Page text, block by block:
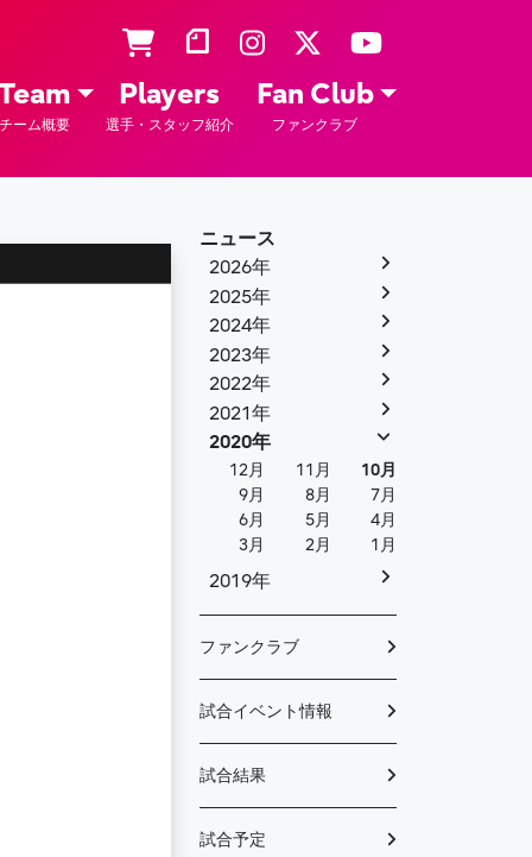
ーム概要
Players
選手・スタッフ紹介
Fan Club
ファンクラブ
ニュース
2026年
2025年
2024年
2023年
2022年
2021年
2020年
12月 11月
10月
9月
8月
7月
6月
5月
4月
3月
2月 1月
2019年
ファンクラブ
試合イベント情報
試合結果
試合予定